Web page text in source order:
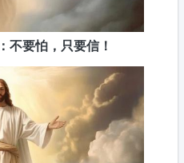
不要怕，只要信！